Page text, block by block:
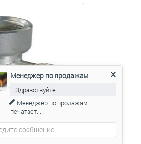
многослойных труб
Uni-C угольник
MLC G1/2″MT-
Менеджер по продажам
Здравствуйте!
Менеджер по продажам
печатает...